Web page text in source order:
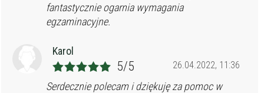
fantastycznie ogarnia wymagania
egzaminacyjne.
Karol
26.04.2022, 11:36
5/5
Serdecznie polecam i dziękuję za pomoc w